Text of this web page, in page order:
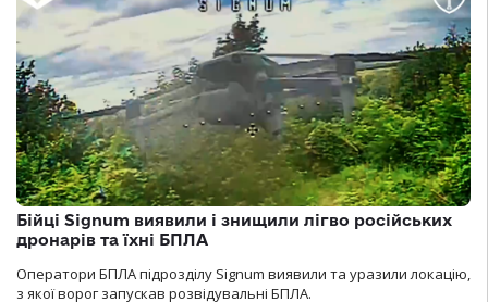
Бійці Signum виявили і знищили лігво російських
дронарів та їхні БПЛА
Оператори БПЛА підрозділу Signum виявили та уразили локацію,
з якої ворог запускав розвідувальні БПЛА.